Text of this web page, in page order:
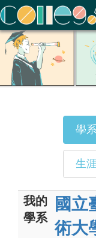
ColleGo! 大學選才與
學
生
我的
學系
國立
術大